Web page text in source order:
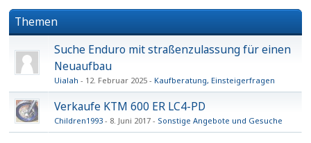
Themen
Suche Enduro mit straßenzulassung für einen
Neuaufbau
Uialah 12. Februar 2025 Kaufberatung, Einsteigerfragen
Verkaufe KTM 600 ER LC4-PD
Children1993 8. Juni 2017 Sonstige Angebote und Gesuche